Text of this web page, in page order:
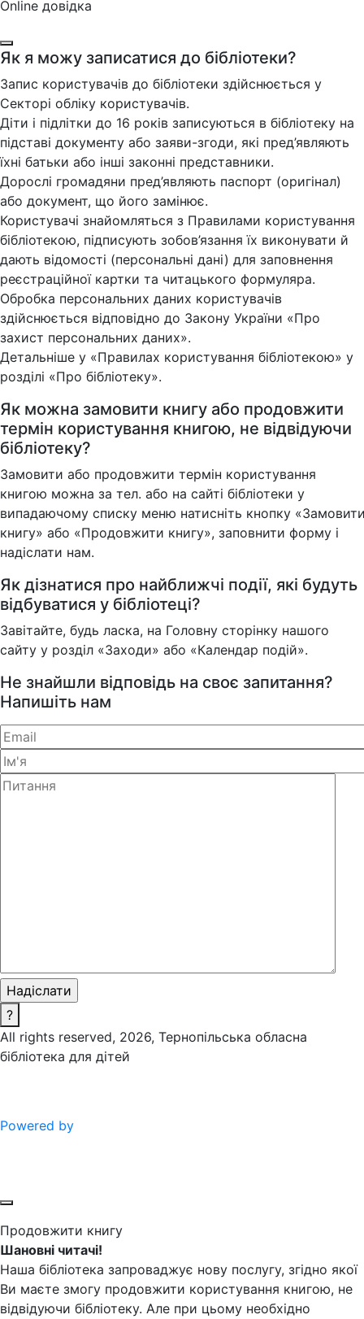
Online довідка
Як я можу записатися до бібліотеки?
Запис користувачів до бібліотеки здійснюється у
Секторі обліку користувачів.
Діти і підлітки до 16 років записуються в бібліотеку на
підставі документу або заяви-згоди, які пред’являють
їхні батьки або інші законні представники.
Дорослі громадяни пред’являють паспорт (оригінал)
або документ, що його замінює.
Користувачі знайомляться з Правилами користування
бібліотекою, підписують зобов’язання їх виконувати й
дають відомості (персональні дані) для заповнення
реєстраційної картки та читацького формуляра.
Обробка персональних даних користувачів
здійснюється відповідно до Закону України «Про
захист персональних даних».
Детальніше у «Правилах користування бібліотекою» у
розділі «Про бібліотеку».
Як можна замовити книгу або продовжити
термін користування книгою, не відвідуючи
бібліотеку?
Замовити або продовжити термін користування
книгою можна за тел. або на сайті бібліотеки у
випадаючому списку меню натисніть кнопку
книгу» або «Продовжити книгу», заповнити форму і
надіслати нам.
Як дізнатися про найближчі події, які будуть
відбуватися у бібліотеці?
Завітайте, будь ласка, на Головну сторінку нашого
сайту у розділ «Заходи» або «Календар подій».
Не знайшли відповідь на своє запитання?
Напишіть нам
?
All rights reserved, 2026, Тернопільська обласна
бібліотека для дітей
Powered by
Продовжити книгу
Шановні читачі!
Наша бібліотека запроваджує нову послугу, згідно якої
Ви маєте змогу продовжити користування книгою, не
відвідуючи бібліотеку. Але при цьому необхідно